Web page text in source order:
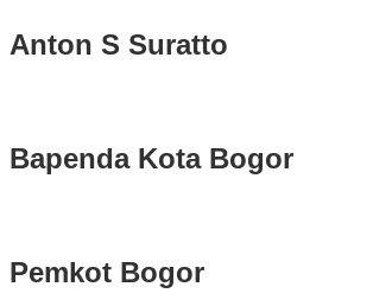
Anton S Suratto
Bapenda Kota Bogor
Pemkot Bogor